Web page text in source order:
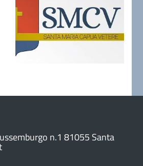
n.1 81055 Santa